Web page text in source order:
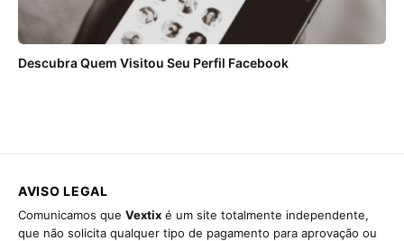
Descubra Quem Visitou Seu Perfil Facebook
AVISO LEGAL
Comunicamos que Vextix é um site totalmente independente,
que não solicita qualquer tipo de pagamento para aprovação ou